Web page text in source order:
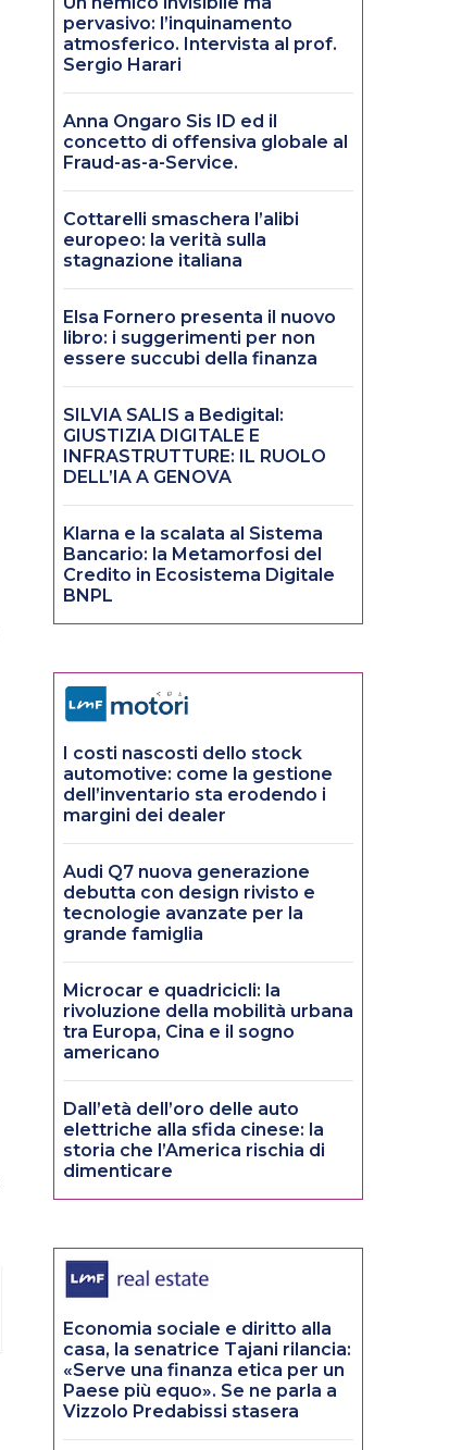
pervasivo: l’inquinamento
atmosferico. Intervista al prof.
Sergio Harari
Anna Ongaro Sis ID ed il
concetto di offensiva globale al
Fraud-as-a-Service.
Cottarelli smaschera l’alibi
europeo: la verità sulla
stagnazione italiana
Elsa Fornero presenta il nuovo
libro: i suggerimenti per non
essere succubi della finanza
SILVIA SALIS a Bedigital:
GIUSTIZIA DIGITALE E
INFRASTRUTTURE: IL RUOLO
DELL’IA A GENOVA
Klarna e la scalata al Sistema
Bancario: la Metamorfosi del
Credito in Ecosistema Digitale
BNPL
I costi nascosti dello stock
automotive: come la gestione
dell’inventario sta erodendo i
margini dei dealer
Audi Q7 nuova generazione
debutta con design rivisto e
tecnologie avanzate per la
grande famiglia
Microcar e quadricicli: la
rivoluzione della mobilità urbana
tra Europa, Cina e il sogno
americano
Dall’età dell’oro delle auto
elettriche alla sfida cinese: la
storia che l’America rischia di
dimenticare
Economia sociale e diritto alla
casa, la senatrice Tajani rilancia:
«Serve una finanza etica per un
Paese più equo». Se ne parla a
Vizzolo Predabissi stasera